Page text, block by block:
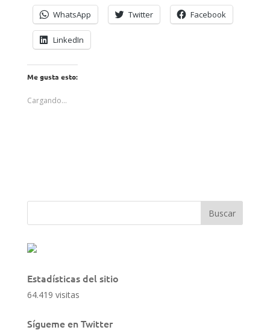
WhatsApp Twitter Facebook
LinkedIn
Me gusta esto:
Cargando...
Estadísticas del sitio
64.419 visitas
Sígueme en Twitter